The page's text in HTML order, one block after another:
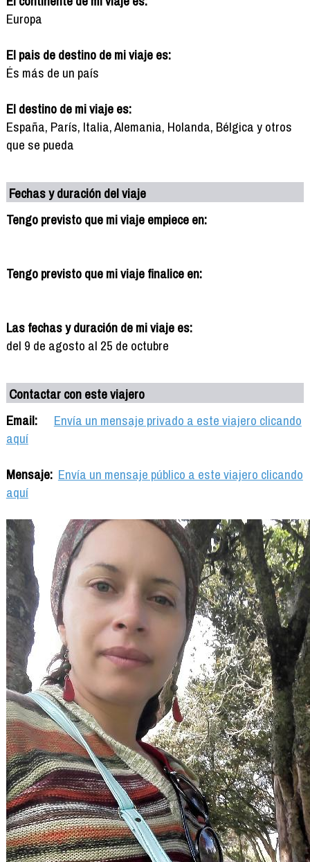
Europa
El pais de destino de mi viaje es:
És más de un país
El destino de mi viaje es:
España, París, Italia, Alemania, Holanda, Bélgica y otros
que se pueda
Fechas y duración del viaje
Tengo previsto que mi viaje empiece en:
Tengo previsto que mi viaje finalice en:
Las fechas y duración de mi viaje es:
del 9 de agosto al 25 de octubre
Contactar con este viajero
Email:
Envía un mensaje privado a este viajero clicando
aquí
Mensaje: Envía un mensaje público a este viajero clicando
aquí